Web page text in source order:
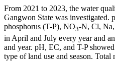
From 2021 to 2023, the water
Gangwon State was
phosphorus (T-P), NO3-N, Cl, Na,
in April and July every year and
and year. pH, EC, and T-P
type of land use and season.